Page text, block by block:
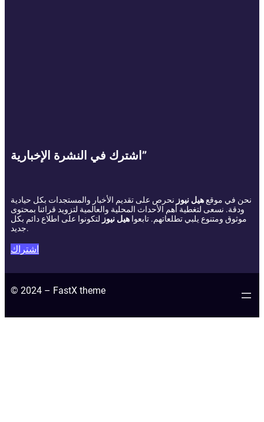
اشترك في النشرة الإخبارية”
نحن في موقعهيل نيوز نحرص على تقديم الأخبار والمستجدات بكل حيادية
ودقة. نسعى لتغطية أهم الأحداث المحلية والعالمية لتزويد قرائنا بمحتوى
موثوق ومتنوع يلبي تطلعاتهم. تابعوا هيل نيوز لتكونوا على اطلاع دائم بكل
جديد.
اشتراك
© 2024 – FastX theme